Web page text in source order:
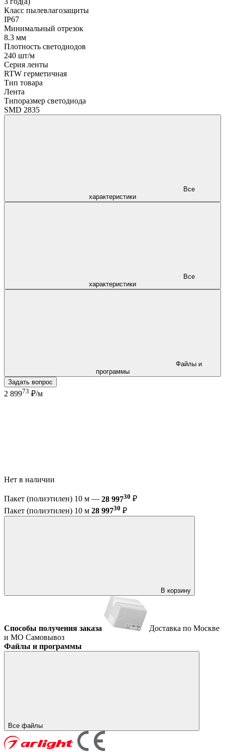
Класс пылевлагозащиты
IP67
Минимальный отрезок
8.3 мм
Плотность светодиодов
240 шт/м
Серия ленты
RTW герметичная
Тип товара
Лента
Типоразмер светодиода
SMD 2835
характеристики
характеристики
программы
Задать вопрос
2 89973 ₽/м
Нет в наличии
Пакет (полиэтилен) 10 м — 28 99730 ₽
Пакет (полиэтилен) 10 м 28 99730 ₽
В корзину
Способы получения заказа
Доставка по Москве
и МО Самовывоз
Файлы и программы
Все файлы